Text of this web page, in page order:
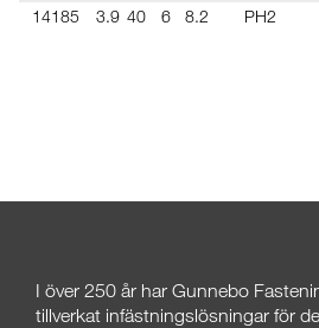
14185 3.9 40 6 8.2 PH2
I över 250 år har Gunnebo
tillverkat infästningslösningar för